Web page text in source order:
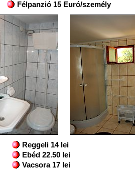
Félpanzió 15 Euró/személy
Reggeli 14 lei
Ebéd 22.50 lei
Vacsora 17 lei